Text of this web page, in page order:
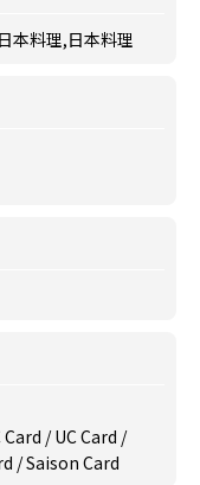
本料理,日本料理
/ UC Card /
/ Saison Card